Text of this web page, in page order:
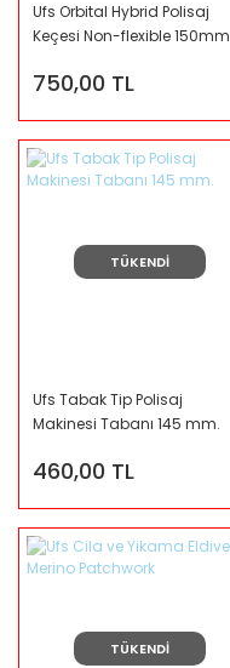
Ufs Orbital Hybrid Polisaj
Keçesi Non-flexible 150mm
750,00 TL
TÜKENDİ
Ufs Tabak Tip Polisaj
Makinesi Tabanı 145 mm.
460,00 TL
TÜKENDİ